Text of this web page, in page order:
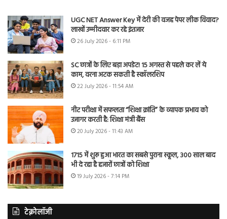
UGC NET Answer Key में देरी की वजह पेपर लीक विवाद?
लाखों उम्मीदवार कर रहे इंतजार
26 July 2026 - 6:11 PM
SC छात्रों के लिए बड़ा अपडेट! 15 अगस्त से पहले कर लें ये
काम, वरना अटक सकती है स्कॉलरशिप
22 July 2026 - 11:54 AM
नीट परीक्षा में सफलता “शिक्षा क्रांति” के व्यापक प्रभाव को
उजागर करती है: शिक्षा मंत्री बैंस
20 July 2026 - 11:43 AM
1715 में शुरू हुआ भारत का सबसे पुराना स्कूल, 300 साल बाद
भी दे रहा है हजारों छात्रों को शिक्षा
19 July 2026 - 7:14 PM
टेक्नोलॉजी